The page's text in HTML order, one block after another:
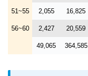
51~55 2,055 16,825
56~60 2,427 20,559
49,065 364,585